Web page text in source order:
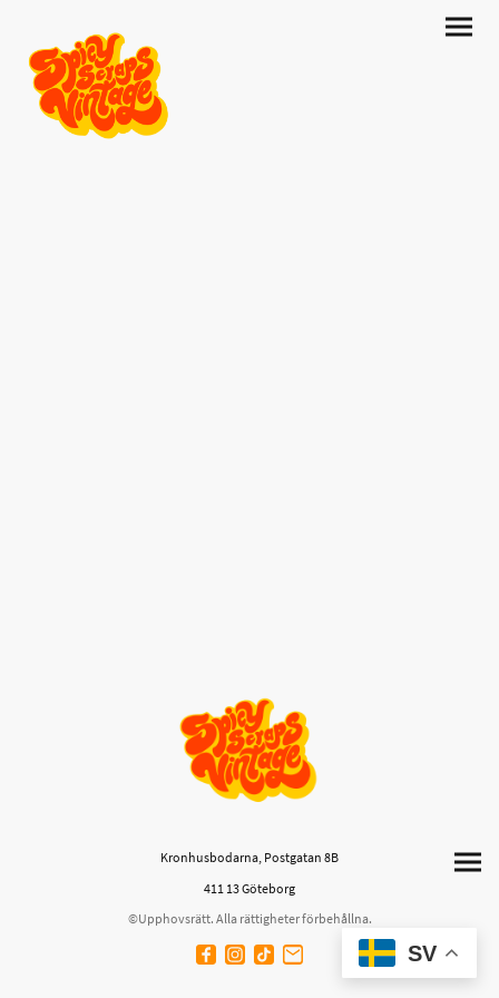
Kronhusbodarna, Postgatan 8B
411 13 Göteborg
©Upphovsrätt. Alla rättigheter förbehållna.
SV